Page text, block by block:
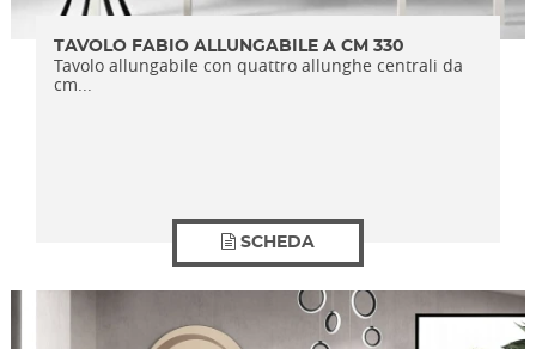
TAVOLO FABIO ALLUNGABILE A CM 330
Tavolo allungabile con quattro allunghe centrali da
cm...
SCHEDA